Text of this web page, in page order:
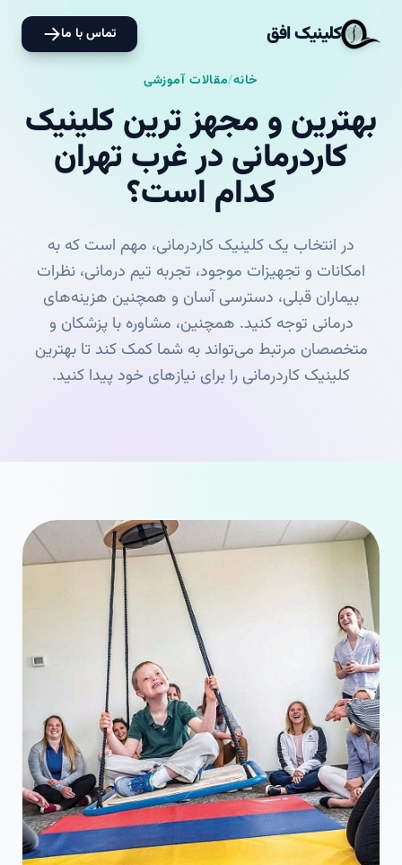
کلینیک افق تماس با ما
خانه/مقالات آموزشی
بهترین و مجهز ترین کلینیک
کاردرمانی در غرب تهران
کدام است؟
در انتخاب یک کلینیک کاردرمانی، مهم است که به
امکانات و تجهیزات موجود، تجربه تیم درمانی، نظرات
بیماران قبلی، دسترسی آسان و همچنین هزینه‌های
درمانی توجه کنید. همچنین، مشاوره با پزشکان و
متخصصان مرتبط می‌تواند به شما کمک کند تا بهترین
کلینیک کاردرمانی را برای نیازهای خود پیدا کنید.